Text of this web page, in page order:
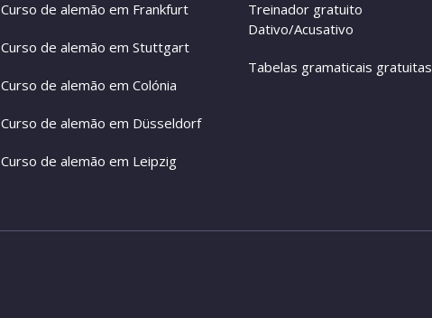
Curso de alemão em Frankfurt
Curso de alemão em Stuttgart
Curso de alemão em Colónia
Curso de alemão em Düsseldorf
Curso de alemão em Leipzig
Treinador gratuito
Dativo/Acusativo
Tabelas gramaticais gratuitas